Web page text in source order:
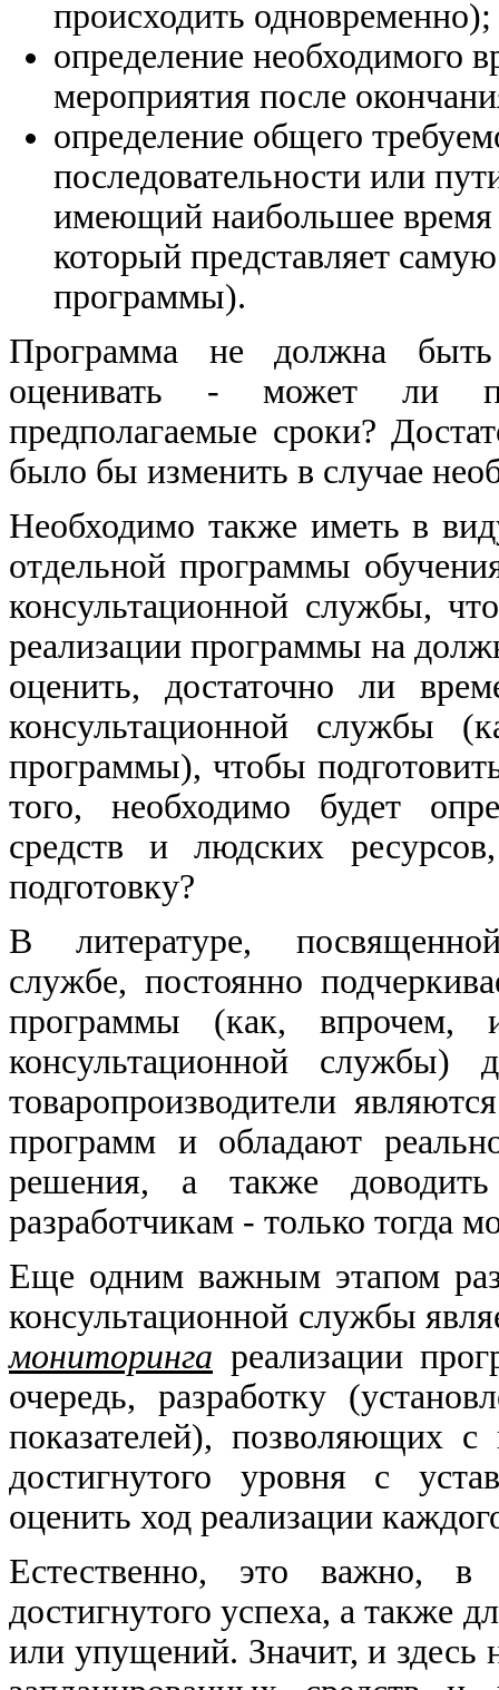
происходить одновременно);
определение необходимого
мероприятия после
определение общего
последовательности или
имеющий наибольшее время
который представляет
программы).
Программа не должна
оценивать - может ли
предполагаемые сроки?
было бы изменить в случае
Необходимо также иметь в
отдельной программы
консультационной службы,
реализации программы на
оценить, достаточно ли
консультационной службы
программы), чтобы
того, необходимо будет
средств и людских
подготовку?
В литературе, посвященной
службе, постоянно
программы (как, впрочем,
консультационной службы)
товаропроизводители
программ и обладают
решения, а также
разработчикам - только тогда
Еще одним важным этапом
консультационной службы
мониторинга реализации
очередь, разработку
показателей), позволяющих
достигнутого уровня с
оценить ход реализации
Естественно, это важно, в
достигнутого успеха, а также
или упущений. Значит, и здесь